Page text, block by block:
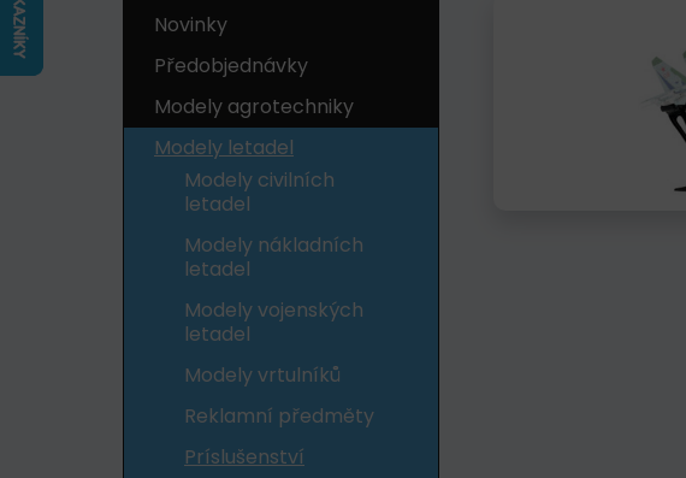
Novinky
Předobjednávky
Modely agrotechniky
Modely letadel
Modely civilních
letadel
Modely nákladních
letadel
Modely vojenských
letadel
Modely vrtulníků
Reklamní předměty
Príslušenství